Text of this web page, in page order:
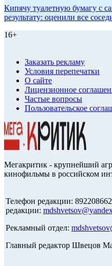
Кипячу туалетную бумагу с
результату: оценили все
16+
Заказать рекламу
Условия перепечатки
О сайте
Лицензионное
Частые вопросы
Пользовательское
Мегакритик - крупнейший
кинофильмы в российском
Телефон редакции:
редакции:
Рекламный отдел:
Главный редактор Швецов